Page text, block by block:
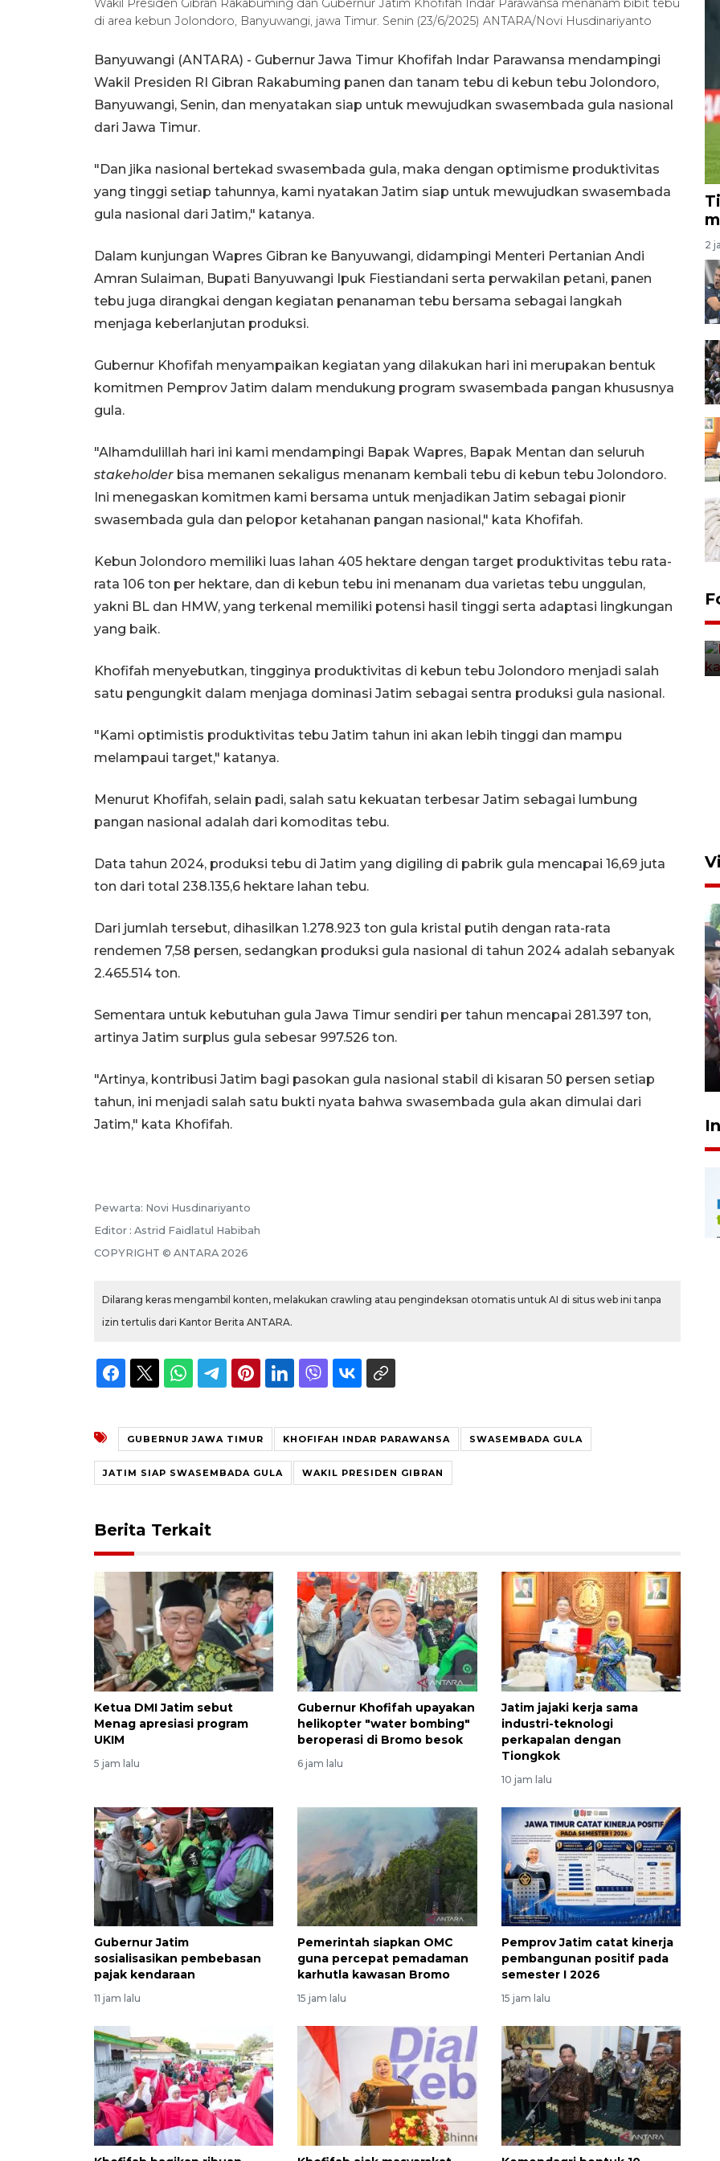
Wakil Presiden Gibran Rakabuming dan Gubernur Jatim Khofifah Indar Parawansa menanam bibit tebu
di area kebun Jolondoro, Banyuwangi, jawa Timur. Senin (23/6/2025) ANTARA/Novi Husdinariyanto
Banyuwangi (ANTARA) - Gubernur Jawa Timur Khofifah Indar Parawansa mendampingi
Wakil Presiden RI Gibran Rakabuming panen dan tanam tebu di kebun tebu Jolondoro,
Banyuwangi, Senin, dan menyatakan siap untuk mewujudkan swasembada gula nasional
dari Jawa Timur.
"Dan jika nasional bertekad swasembada gula, maka dengan optimisme produktivitas
yang tinggi setiap tahunnya, kami nyatakan Jatim siap untuk mewujudkan swasembada
gula nasional dari Jatim," katanya.
Dalam kunjungan Wapres Gibran ke Banyuwangi, didampingi Menteri Pertanian Andi
Amran Sulaiman, Bupati Banyuwangi Ipuk Fiestiandani serta perwakilan petani, panen
tebu juga dirangkai dengan kegiatan penanaman tebu bersama sebagai langkah
menjaga keberlanjutan produksi.
Gubernur Khofifah menyampaikan kegiatan yang dilakukan hari ini merupakan bentuk
komitmen Pemprov Jatim dalam mendukung program swasembada pangan khususnya
gula.
"Alhamdulillah hari ini kami mendampingi Bapak Wapres, Bapak Mentan dan seluruh
stakeholder bisa memanen sekaligus menanam kembali tebu di kebun tebu Jolondoro.
Ini menegaskan komitmen kami bersama untuk menjadikan Jatim sebagai pionir
swasembada gula dan pelopor ketahanan pangan nasional," kata Khofifah.
Kebun Jolondoro memiliki luas lahan 405 hektare dengan target produktivitas tebu rata-
rata 106 ton per hektare, dan di kebun tebu ini menanam dua varietas tebu unggulan,
yakni BL dan HMW, yang terkenal memiliki potensi hasil tinggi serta adaptasi lingkungan
yang baik.
Khofifah menyebutkan, tingginya produktivitas di kebun tebu Jolondoro menjadi salah
satu pengungkit dalam menjaga dominasi Jatim sebagai sentra produksi gula nasional.
"Kami optimistis produktivitas tebu Jatim tahun ini akan lebih tinggi dan mampu
melampaui target," katanya.
Menurut Khofifah, selain padi, salah satu kekuatan terbesar Jatim sebagai lumbung
pangan nasional adalah dari komoditas tebu.
Data tahun 2024, produksi tebu di Jatim yang digiling di pabrik gula mencapai 16,69 juta
ton dari total 238.135,6 hektare lahan tebu.
Dari jumlah tersebut, dihasilkan 1.278.923 ton gula kristal putih dengan rata-rata
rendemen 7,58 persen, sedangkan produksi gula nasional di tahun 2024 adalah sebanyak
2.465.514 ton.
Sementara untuk kebutuhan gula Jawa Timur sendiri per tahun mencapai 281.397 ton,
artinya Jatim surplus gula sebesar 997.526 ton.
"Artinya, kontribusi Jatim bagi pasokan gula nasional stabil di kisaran 50 persen setiap
tahun, ini menjadi salah satu bukti nyata bahwa swasembada gula akan dimulai dari
Jatim," kata Khofifah.
Pewarta: Novi Husdinariyanto
Editor : Astrid Faidlatul Habibah
COPYRIGHT © ANTARA 2026
Dilarang keras mengambil konten, melakukan crawling atau pengindeksan otomatis untuk AI di situs web ini tanpa
izin tertulis dari Kantor Berita ANTARA.
GUBERNUR JAWA TIMUR KHOFIFAH INDAR PARAWANSA SWASEMBADA GULA
JATIM SIAP SWASEMBADA GULA WAKIL PRESIDEN GIBRAN
Berita Terkait
Ketua DMI Jatim sebut
Menag apresiasi program
UKIM
5 jam lalu
Gubernur Khofifah upayakan
helikopter "water bombing"
beroperasi di Bromo besok
6 jam lalu
Jatim jajaki kerja sama
industri-teknologi
perkapalan dengan
Tiongkok
10 jam lalu
Gubernur Jatim
sosialisasikan pembebasan
pajak kendaraan
11 jam lalu
Pemerintah siapkan OMC
guna percepat pemadaman
karhutla kawasan Bromo
15 jam lalu
Pemprov Jatim catat kinerja
pembangunan positif pada
semester I 2026
15 jam lalu
2
Uji fungsi jembatan kereta api
di Jember
BNPB optimalkan penguatan
Memberantas kejahatan
jalanan Jakarta
2026-08-05 18:00:00